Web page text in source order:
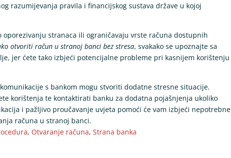
razumijevanja pravila i financijskog sustava države u kojoj
oporezivanju stranaca ili ograničavaju vrste računa dostupnih
otvoriti račun u stranoj banci bez stresa, svakako se upoznajte sa
jer ćete tako izbjeći potencijalne probleme pri kasnijem korištenju
s bankom mogu stvoriti dodatne stresne situacije.
korištenja te kontaktirati banku za dodatna pojašnjenja ukoliko
i pažljivo proučavanje uvjeta pomoći će vam izbjeći nepotrebne
računa u stranoj banci.
, Otvaranje računa,Strana banka